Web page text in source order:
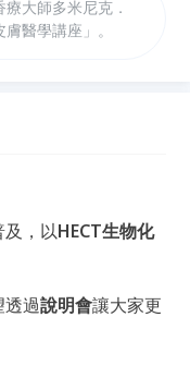
大師多米尼克．
醫學講座」。
，以HECT生物化
透過說明會讓大家更